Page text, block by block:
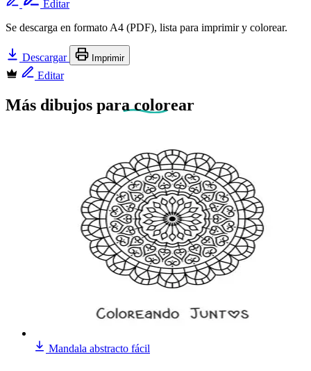
Editar
Se descarga en formato A4 (PDF), lista para imprimir y colorear.
Descargar Imprimir
Editar
Más dibujos para colorear
Mandala abstracto fácil